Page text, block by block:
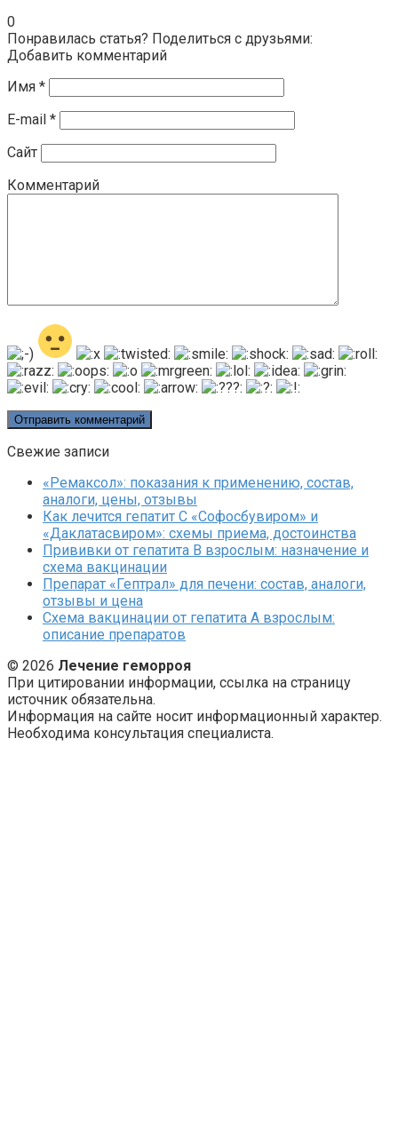
0
Понравилась статья? Поделиться с друзьями:
Добавить комментарий
Имя *
E-mail *
Сайт
Комментарий
Свежие записи
«Ремаксол»: показания к применению, состав,
аналоги, цены, отзывы
Как лечится гепатит C «Софосбувиром» и
«Даклатасвиром»: схемы приема, достоинства
Прививки от гепатита В взрослым: назначение и
схема вакцинации
Препарат «Гептрал» для печени: состав, аналоги,
отзывы и цена
Схема вакцинации от гепатита А взрослым:
описание препаратов
© 2026 Лечение геморроя
При цитировании информации, ссылка на страницу
источник обязательна.
Информация на сайте носит информационный характер.
Необходима консультация специалиста.